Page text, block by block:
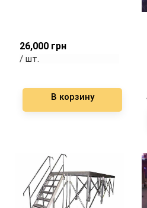
26,000 грн
/ шт.
В корзину